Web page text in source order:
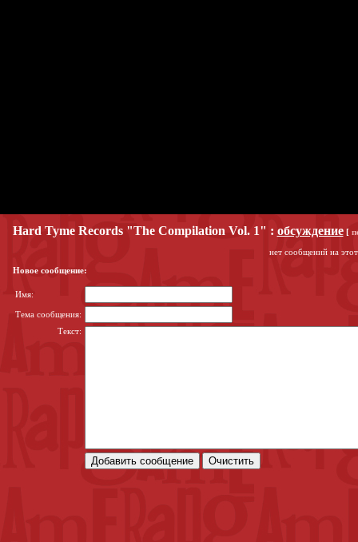
Hard Tyme Records "The Compilation Vol. 1" : обсуждение[
нет сообщений на
Новое сообщение:
Имя:
Тема сообщения:
Текст: